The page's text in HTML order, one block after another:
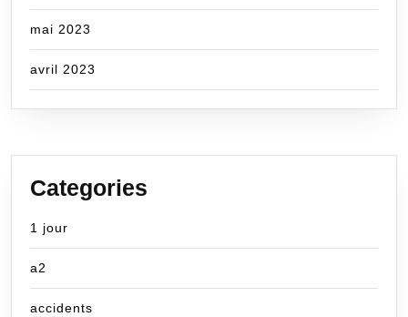
mai 2023
avril 2023
Categories
1 jour
a2
accidents